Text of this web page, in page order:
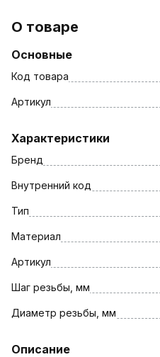
О товаре
Основные
Код товара
Артикул
Характеристики
Бренд
Внутренний код
Тип
Материал
Артикул
Шаг резьбы, мм
Диаметр резьбы, мм
Описание